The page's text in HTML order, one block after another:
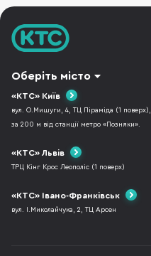
Оберіть місто
«КТС» Київ
вул. О.Мишуги, 4, ТЦ Піраміда (1 поверх),
за 200 м від станції метро «Позняки».
«КТС» Львів
ТРЦ Кінг Крос Леополіс (1 поверх)
«КТС» Івано-Франківськ
вул. І.Миколайчука, 2, ТЦ Арсен